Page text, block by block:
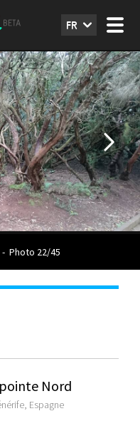
FR
- Photo 22/45
Nord
Espagne